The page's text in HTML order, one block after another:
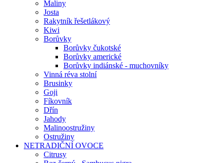
Maliny
Josta
Rakytník řešetlákový
Kiwi
Borůvky
Borůvky čukotské
Borůvky americké
Borůvky indiánské - muchovníky
Vinná réva stolní
Brusinky
Goji
Fíkovník
Dřín
Jahody
Malinoostružiny
Ostružiny
NETRADIČNÍ OVOCE
Citrusy